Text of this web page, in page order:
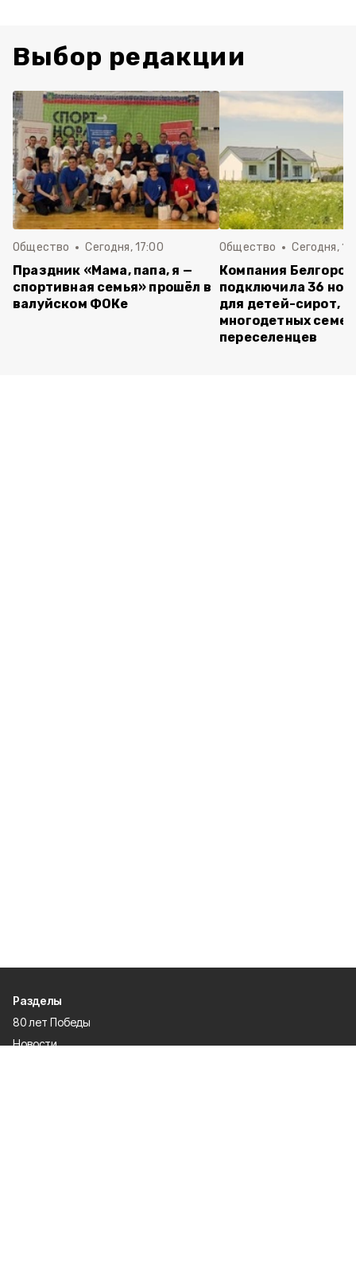
Выбор редакции
Общество Сегодня, 17:00
Праздник «Мама, папа, я —
спортивная семья» прошёл в
валуйском ФОКе
Общество Сегодня,
Компания
подключила 36
для детей-сирот,
многодетных
переселенцев
Разделы
80 лет Победы
Новости